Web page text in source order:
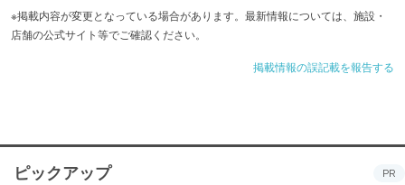
※掲載内容が変更となっている場合があります。最新情報については、施設・
店舗の公式サイト等でご確認ください。
掲載情報の誤記載を報告する
ピックアップ PR